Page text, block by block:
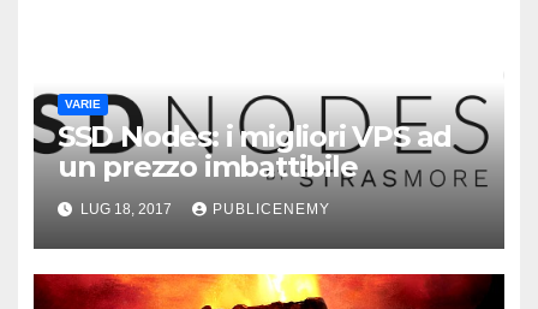
VARIE
SSD Nodes: i migliori VPS ad
un prezzo imbattibile
LUG 18, 2017 PUBLICENEMY